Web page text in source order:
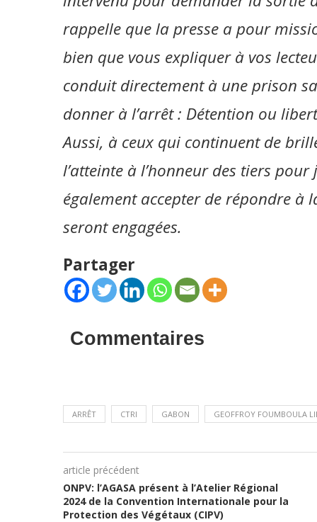
rappelle que la presse a pour
bien que vous expliquer à vos
conduit directement à une prison
donner à l’arrêt : Détention ou
Aussi, à ceux qui continuent de
l’atteinte à l’honneur des tiers
également accepter de répondre à
seront engagées.
Partager
Commentaires
ARRÊT CTRI GABON GEOFFROY FOUMBOULA
article précédent
ONPV: l’AGASA présent à l’Atelier Régional
2024 de la Convention Internationale pour la
Protection des Végétaux (CIPV)